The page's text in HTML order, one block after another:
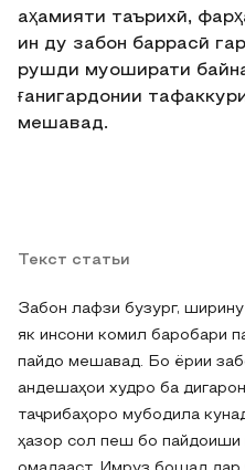
аҳамияти таърихӣ,
ин ду забон баррасӣ
рушди муоширати
ғанигардонии
мешавад.
Текст статьи
Забон лафзи бузург,
як инсони комил баробари
пайдо мешавад. Бо ёрии
андешаҳои худро ба
таҷрибаҳоро мубодила
ҳазор сол пеш бо пайдоиши